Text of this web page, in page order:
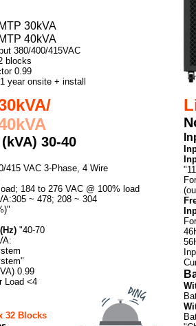
30-40
415 VAC 3-Phase, 4 Wire
184 to 276 VAC @ 100% load
~ 478; 208 ~ 304
"40-70
0.99
Load <4
32 Blocks
30kVA
40kVA
380/400/415VAC
blocks
0.99
year onsite + install